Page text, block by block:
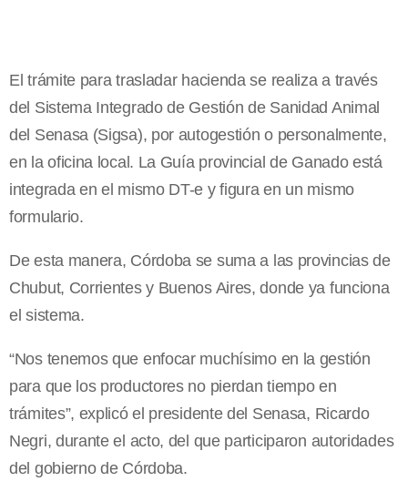
El trámite para trasladar hacienda se realiza a través
del Sistema Integrado de Gestión de Sanidad Animal
del Senasa (Sigsa), por autogestión o personalmente,
en la oficina local. La Guía provincial de Ganado está
integrada en el mismo DT-e y figura en un mismo
formulario.
De esta manera, Córdoba se suma a las provincias de
Chubut, Corrientes y Buenos Aires, donde ya funciona
el sistema.
“Nos tenemos que enfocar muchísimo en la gestión
para que los productores no pierdan tiempo en
trámites”, explicó el presidente del Senasa, Ricardo
Negri, durante el acto, del que participaron autoridades
del gobierno de Córdoba.